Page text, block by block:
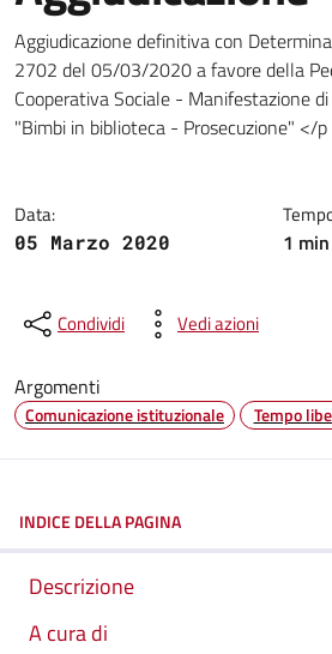
Dettagli della
Aggiudicazione definitiva con
2702 del 05/03/2020 a favore della
Cooperativa Sociale - Manifestazione
"Bimbi in biblioteca - Prosecuzione" </p
Data:
05 Marzo 2020 1 min
Condividi Vedi azioni
Argomenti
Comunicazione istituzionale Tempo
INDICE DELLA PAGINA
Descrizione
A cura di